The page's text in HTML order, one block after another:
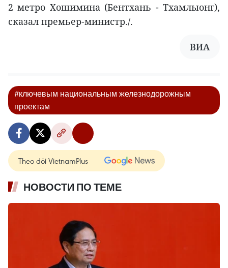
2 метро Хошимина (Бентхань - Тхамлыонг),
сказал премьер-министр./.
ВИА
#ключевым национальным железнодорожным
проектам
Theo dõi VietnamPlus
НОВОСТИ ПО ТЕМЕ